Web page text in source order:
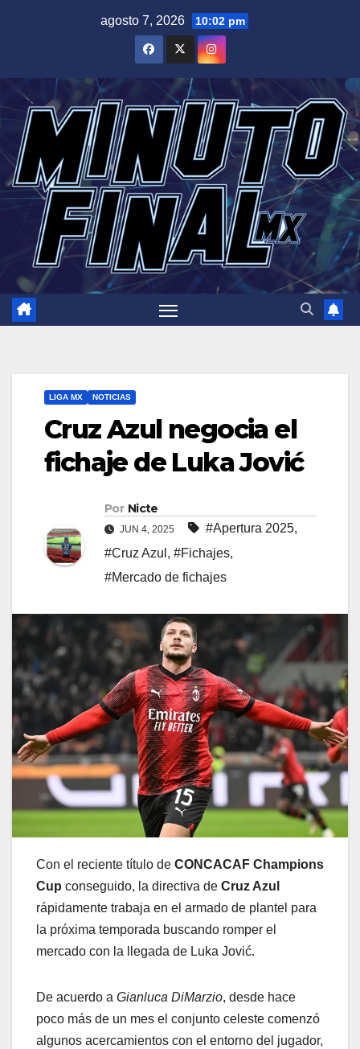
agosto 7, 2026 10:02 pm
LIGA MX NOTICIAS
Cruz Azul negocia el
fichaje de Luka Jović
Por Nicte
JUN 4, 2025 #Apertura 2025,
#Cruz Azul , #Fichajes,
#Mercado de fichajes
Con el reciente título de CONCACAF Champions
Cup conseguido, la directiva de Cruz Azul
rápidamente trabaja en el armado de plantel para
la próxima temporada buscando romper el
mercado con la llegada de Luka Jović.
De acuerdo a Gianluca DiMarzio, desde hace
poco más de un mes el conjunto celeste comenzó
algunos acercamientos con el entorno del jugador,